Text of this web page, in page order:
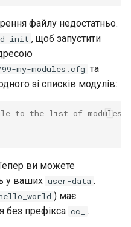
файлу недостатньо.
init , щоб запустити
my-modules.cfg та
зі списків модулів:
to the list of
ви можете
у ваших user-data .
) має
без префікса cc_ .